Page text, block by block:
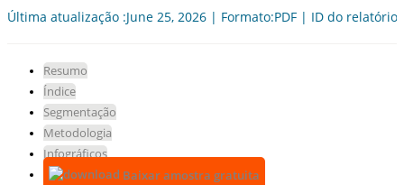
Última atualização :June 25, 2026 | Formato:PDF | ID do relatório:
Resumo
Índice
Segmentação
Metodologia
Infográficos
Baixar amostra gratuita